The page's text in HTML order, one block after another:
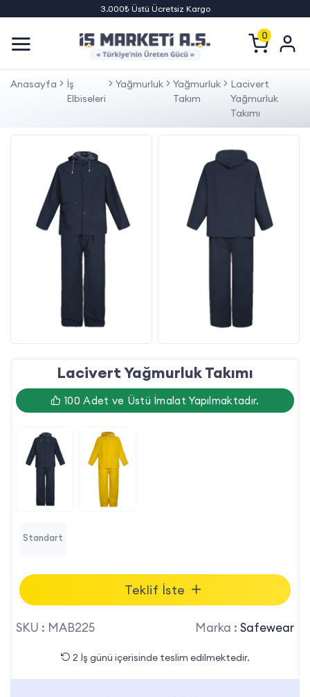
3.000₺ Üstü Ücretsiz Kargo
0
Anasayfa
İş
Elbiseleri
Yağmurluk
Yağmurluk
Takım
Lacivert
Yağmurluk
Takımı
Lacivert Yağmurluk Takımı
100 Adet ve Üstü İmalat Yapılmaktadır.
Standart
Teklif İste
SKU : MAB225 Marka : Safewear
2 İş günü içerisinde teslim edilmektedir.